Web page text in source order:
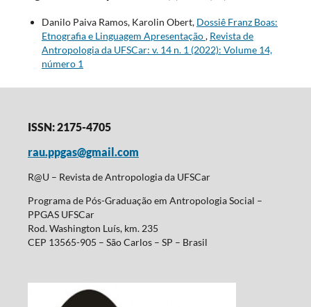
Danilo Paiva Ramos, Karolin Obert, Dossiê Franz Boas:
Etnografia e Linguagem Apresentação, Revista de
Antropologia da UFSCar: v. 14 n. 1 (2022): Volume 14,
número 1
ISSN: 2175-4705
rau.ppgas@gmail.com
R@U – Revista de Antropologia da UFSCar
Programa de Pós-Graduação em Antropologia Social –
PPGAS UFSCar
Rod. Washington Luís, km. 235
CEP 13565-905 – São Carlos – SP – Brasil